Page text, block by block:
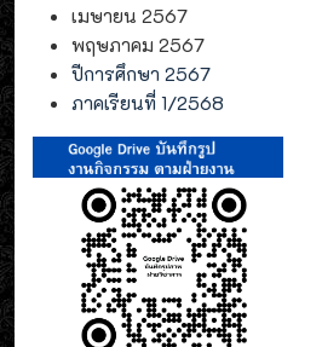
เมษายน 2567
พฤษภาคม 2567
ปีการศึกษา 2567
ภาคเรียนที่ 1/2568